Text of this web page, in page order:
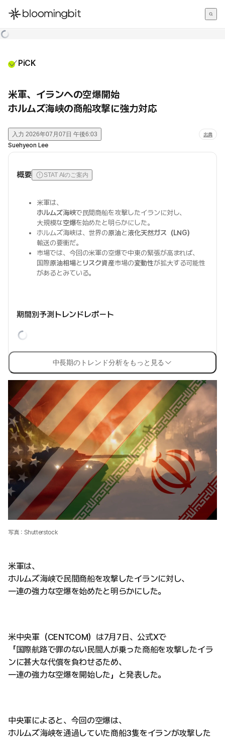
한국어
PiCK
米軍、イランへの空爆開始
ホルムズ海峡の商船攻撃に強力対応
入力 2026年07月07日 午後6:03 出典
Suehyeon Lee
概要 STAT AIのご案内
米軍は、
ホルムズ海峡で民間商船を攻撃したイランに対し、
大規模な空爆を始めたと明らかにした。
ホルムズ海峡は、世界の原油と液化天然ガス（LNG）
輸送の要衝だ。
市場では、今回の米軍の空爆で中東の緊張が高まれば、
国際原油相場と リスク資産市場の変動性が拡大する可能性
があるとみている。
期間別予測トレンドレポート
中長期のトレンド分析をもっと見る
写真：Shutterstock
米軍は、
ホルムズ海峡で民間商船を攻撃したイランに対し、
一連の強力な空爆を始めたと明らかにした。
米中央軍（CENTCOM）は7月7日、公式Xで
「国際航路で罪のない民間人が乗った商船を攻撃したイラ
ンに甚大な代償を負わせるため、
一連の強力な空爆を開始した」と発表した。
中央軍によると、今回の空爆は、
ホルムズ海峡を通過していた商船3隻をイランが攻撃した